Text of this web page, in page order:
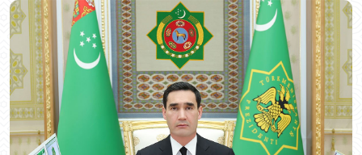
сезонных полевых работ в стране.